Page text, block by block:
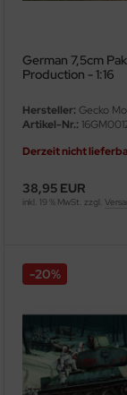
German 7,5cm
Production - 1:16
Hersteller: Gecko
Artikel-Nr.:
Derzeit nicht
38,95 EUR
inkl. 19 % MwSt. zzgl.
-20%